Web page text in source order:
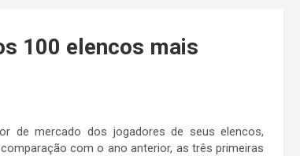
100 elencos mais
de mercado dos jogadores de seus elencos,
com o ano anterior, as três primeiras